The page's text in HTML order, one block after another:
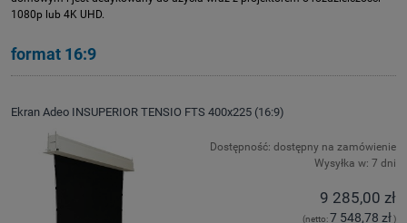
1080p lub 4K UHD.
format 16:9
Ekran Adeo INSUPERIOR TENSIO FTS 400x225 (16:9)
Dostępność: dostępny na zamówienie
Wysyłka w: 7 dni
9 285,00 zł
(netto:7 548,78 zł)